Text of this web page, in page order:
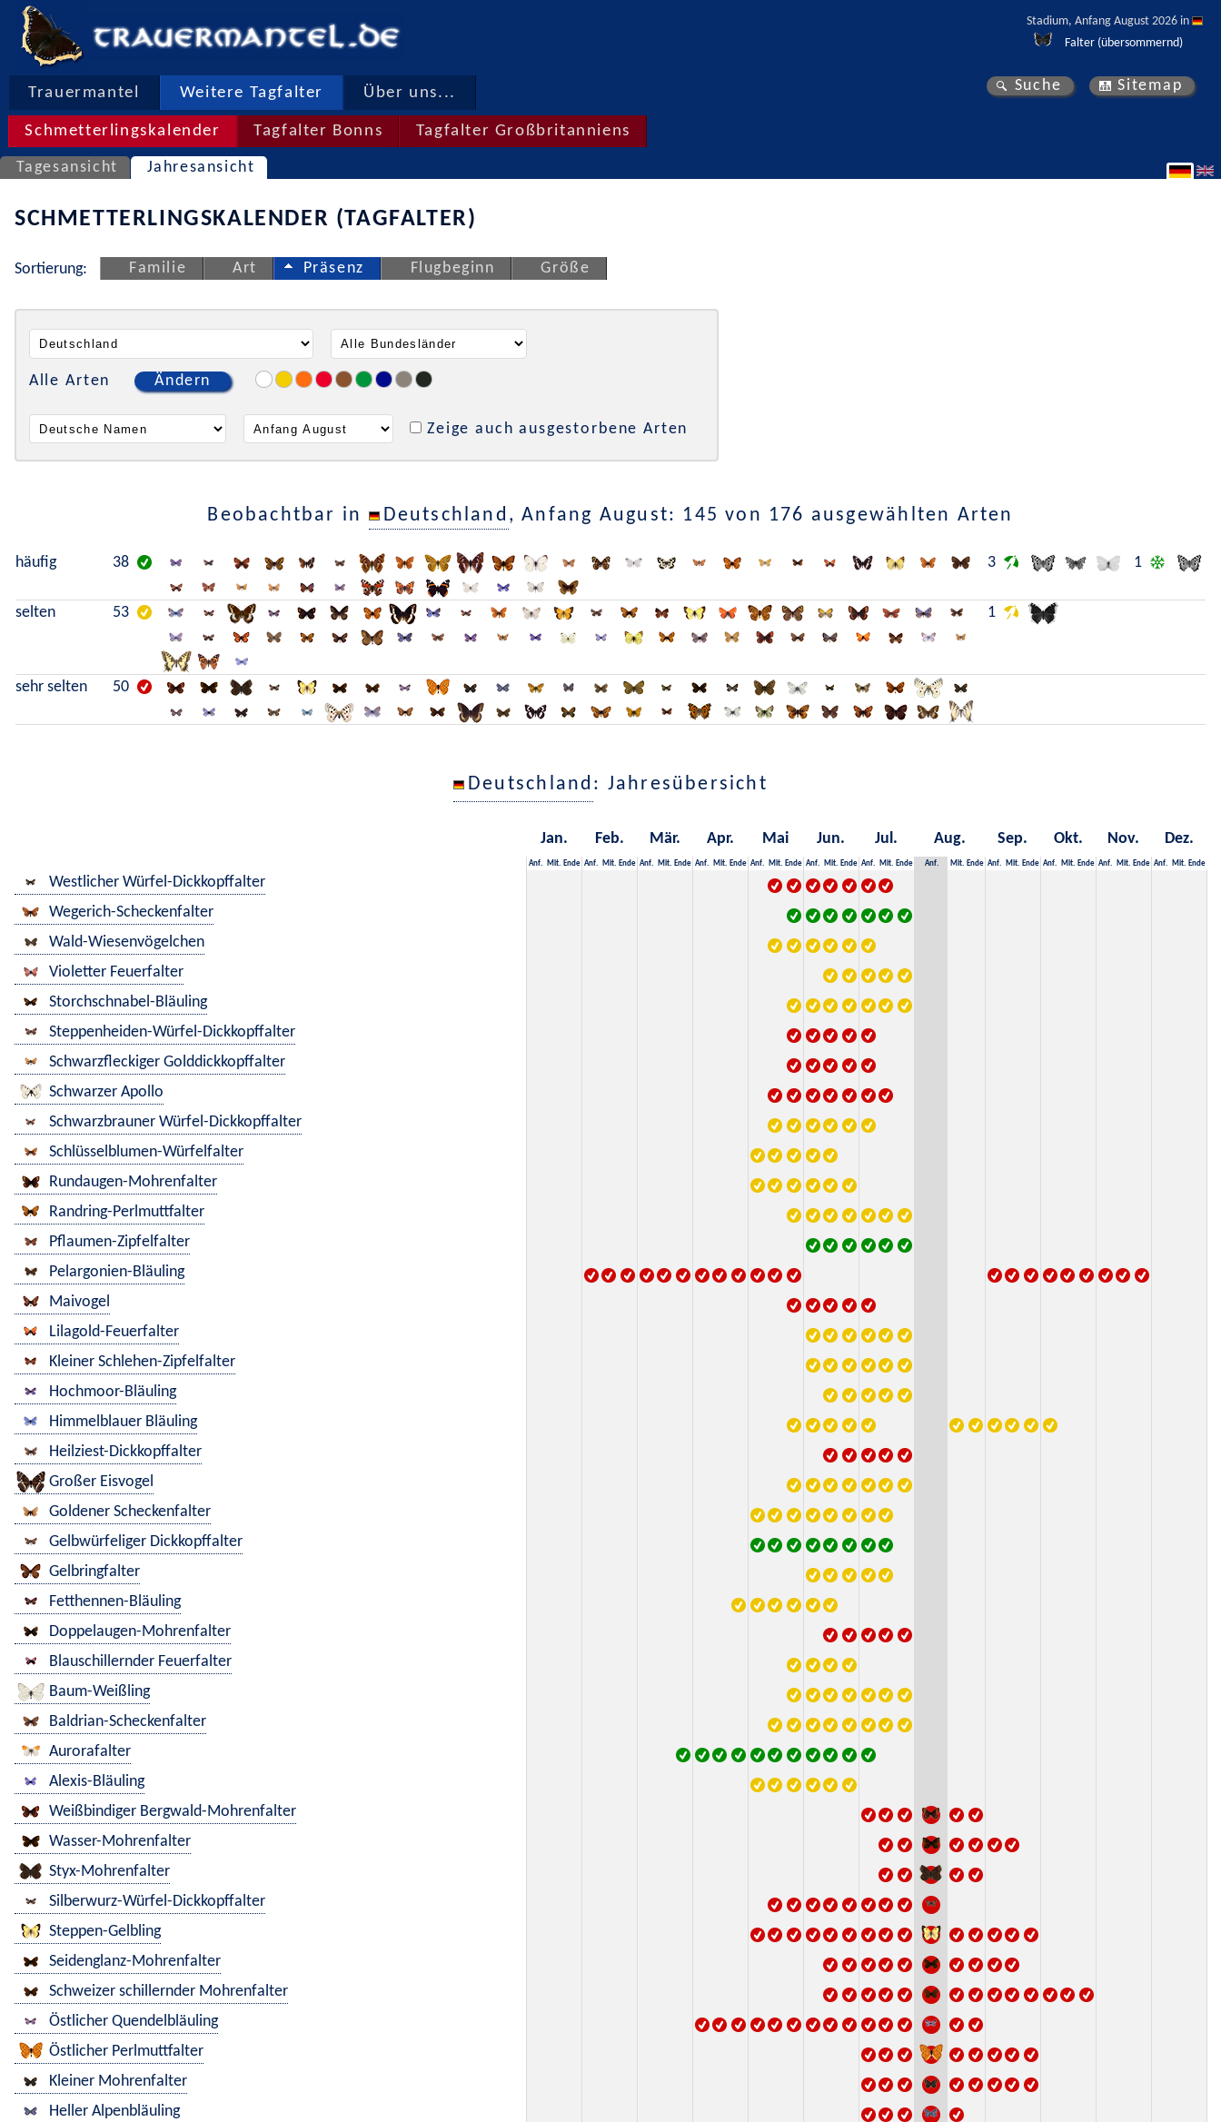
Stadium, Anfang August 2026 in
Falter (übersommernd)
Trauermantel Weitere Tagfalter Über uns...
Schmetterlingskalender Tagfalter Bonns Tagfalter Großbritanniens
Suche Sitemap
Tagesansicht Jahresansicht
SCHMETTERLINGSKALENDER (TAGFALTER)
Sortierung: Familie Art Präsenz Flugbeginn Größe
Alle Arten Ändern
Zeige auch ausgestorbene Arten
Beobachtbar in Deutschland , Anfang August: 145 von 176 ausgewählten Arten
häufig 38 3 1
selten 53 1
sehr selten 50
Deutschland : Jahresübersicht
Jan. Feb. Mär. Apr. Mai Jun. Jul. Aug. Sep. Okt. Nov. Dez.
Anf. Mit. Ende Anf. Mit. Ende Anf. Mit. Ende Anf. Mit. Ende Anf. Mit. Ende Anf. Mit. Ende Anf. Mit. Ende Anf. Mit. Ende Anf. Mit. Ende Anf. Mit. Ende Anf. Mit. Ende Anf. Mit. Ende
Westlicher Würfel-Dickkopffalter
Wegerich-Scheckenfalter
Wald-Wiesenvögelchen
Violetter Feuerfalter
Storchschnabel-Bläuling
Steppenheiden-Würfel-Dickkopffalter
Schwarzfleckiger Golddickkopffalter
Schwarzer Apollo
Schwarzbrauner Würfel-Dickkopffalter
Schlüsselblumen-Würfelfalter
Rundaugen-Mohrenfalter
Randring-Perlmuttfalter
Pflaumen-Zipfelfalter
Pelargonien-Bläuling
Maivogel
Lilagold-Feuerfalter
Kleiner Schlehen-Zipfelfalter
Hochmoor-Bläuling
Himmelblauer Bläuling
Heilziest-Dickkopffalter
Großer Eisvogel
Goldener Scheckenfalter
Gelbwürfeliger Dickkopffalter
Gelbringfalter
Fetthennen-Bläuling
Doppelaugen-Mohrenfalter
Blauschillernder Feuerfalter
Baum-Weißling
Baldrian-Scheckenfalter
Aurorafalter
Alexis-Bläuling
Weißbindiger Bergwald-Mohrenfalter
Wasser-Mohrenfalter
Styx-Mohrenfalter
Silberwurz-Würfel-Dickkopffalter
Steppen-Gelbling
Seidenglanz-Mohrenfalter
Schweizer schillernder Mohrenfalter
Östlicher Quendelbläuling
Östlicher Perlmuttfalter
Kleiner Mohrenfalter
Heller Alpenbläuling